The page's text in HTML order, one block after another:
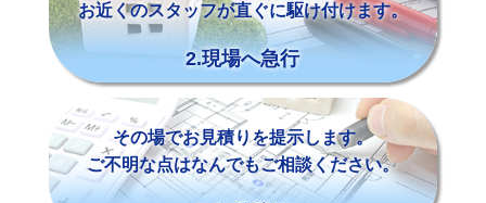
お近くのスタッフが直ぐに駆け付けます。
2.現場へ急行
その場でお見積りを提示します。
ご不明な点はなんでもご相談ください。